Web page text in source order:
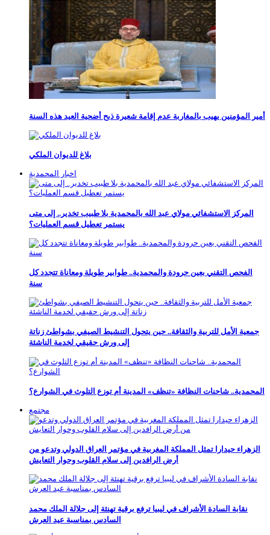
أمير المؤمنين يهيب بالمغاربة عدم إقامة شعيرة ذبح أضحية العيد هذه السنة
بلاغ للديوان الملكي
اخبار المحمدية
المركز الاستشفائي مولاي عبد الله بالمحمدية بلا طبيب تخدير.. إلى متى
يستمر تعطيل قسم العمليات؟
الفحص التقني بعين حرودة والمحمدية.. طوابير طويلة ومعاناة تتجدد كل
سنة
جمعية الأمل للتربية والثقافة.. حين يتحول التنشيط الصيفي بشواطئ زناتة
إلى ورش حقيقي لخدمة الناشئة
المحمدية.. شاحنات النظافة «تنظف» المدينة أم توزع التلوث في الشوارع؟
مجتمع
الزهراء حيدارا تمثل المملكة المغربية في مؤتمر العراق الدولي وتدعو من
أرض الرافدين إلى سلام القلوب وحوار التعايش
نقابة السادة الأشراف في ليبيا ترفع برقية تهنئة إلى جلالة الملك محمد
السادس بمناسبة عيد العرش